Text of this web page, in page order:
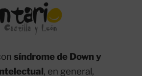
síndrome de Down y
, en general,